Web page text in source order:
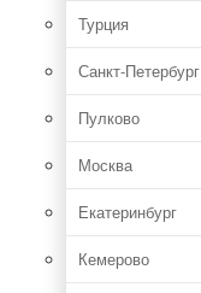
Турция
Санкт-Петербург
Пулково
Москва
Екатеринбург
Кемерово